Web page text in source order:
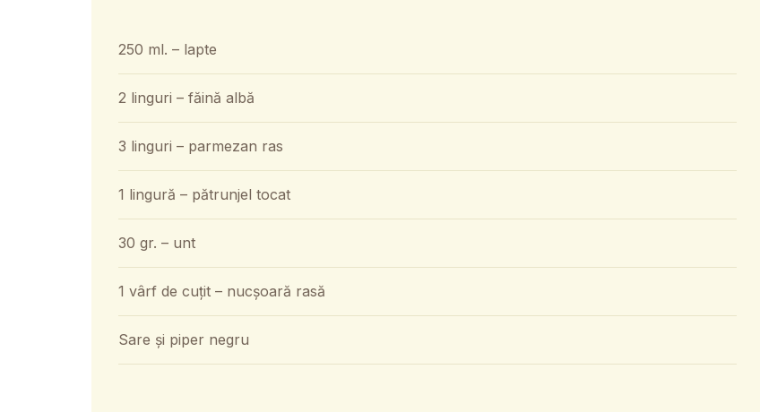
250 ml. – lapte
2 linguri – făină albă
3 linguri – parmezan ras
1 lingură – pătrunjel tocat
30 gr. – unt
1 vârf de cuțit – nucșoară rasă
Sare și piper negru